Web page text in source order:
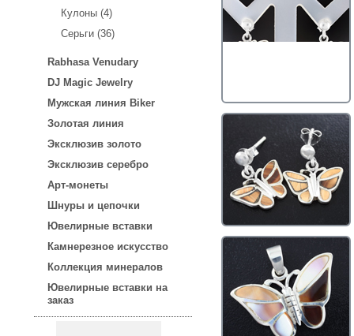
Кулоны (4)
Серьги (36)
Rabhasa Venudary
DJ Magic Jewelry
Мужская линия Biker
Золотая линия
Эксклюзив золото
Эксклюзив серебро
Арт-монеты
Шнуры и цепочки
Ювелирные вставки
Камнерезное искусство
Коллекция минералов
Ювелирные вставки на
заказ